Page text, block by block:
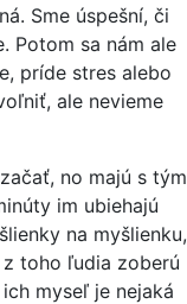
Sme úspešní, či
Potom sa nám ale
príde stres alebo
ale nevieme
no majú s tým
im ubiehajú
na myšlienku,
z toho ľudia zoberú
myseľ je nejaká